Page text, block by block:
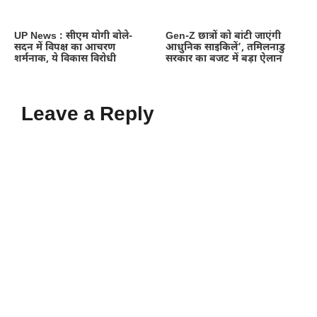
UP News : सीएम योगी बोले-
सदन में विपक्ष का आचरण
शर्मनाक, ये विकास विरोधी
Gen-Z छात्रों को बांटी जाएंगी
आधुनिक साइकिलें’, तमिलनाडु
सरकार का बजट में बड़ा ऐलान
Leave a Reply